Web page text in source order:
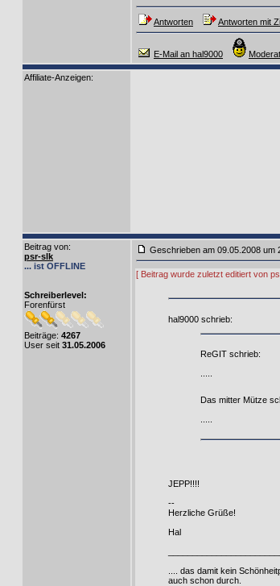
Antworten Antworten mit
E-Mail an hal9000
Affiliate-Anzeigen:
Beitrag von:
psr-slk
... ist OFFLINE
Schreiberlevel:
Forenfürst
Beiträge: 4267
User seit 31.05.2006
Geschrieben am 09.05.2008 um
[ Beitrag wurde zuletzt editiert von
hal9000 schrieb:
ReGIT schrieb:
Das mitter Mütze
JEPP!!!!
--
Herzliche Grüße!
Hal
.... das damit kein
auch schon durch.